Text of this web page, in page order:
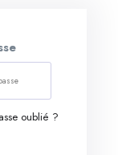
oublié ?